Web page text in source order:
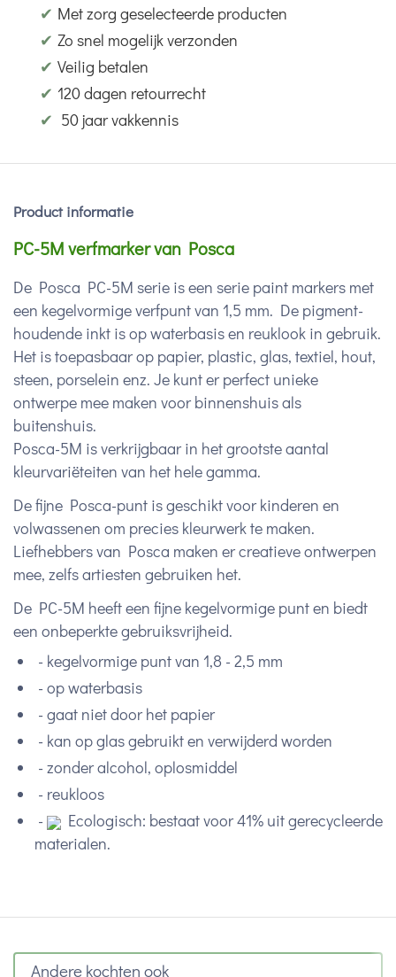
✔ Met zorg geselecteerde producten
✔ Zo snel mogelijk verzonden
✔ Veilig betalen
✔ 120 dagen retourrecht
✔ 50 jaar vakkennis
Product informatie
PC-5M verfmarker van Posca
De Posca PC-5M serie is een serie paint markers met
een kegelvormige verfpunt van 1,5 mm. De pigment-
houdende inkt is op waterbasis en reuklook in gebruik.
Het is toepasbaar op papier, plastic, glas, textiel, hout,
steen, porselein enz. Je kunt er perfect unieke
ontwerpe mee maken voor binnenshuis als
buitenshuis.
Posca-5M is verkrijgbaar in het grootste aantal
kleurvariëteiten van het hele gamma.
De fijne Posca-punt is geschikt voor kinderen en
volwassenen om precies kleurwerk te maken.
Liefhebbers van Posca maken er creatieve ontwerpen
mee, zelfs artiesten gebruiken het.
De PC-5M heeft een fijne kegelvormige punt en biedt
een onbeperkte gebruiksvrijheid.
- kegelvormige punt van 1,8 - 2,5 mm
- op waterbasis
- gaat niet door het papier
- kan op glas gebruikt en verwijderd worden
- zonder alcohol, oplosmiddel
- reukloos
-
Ecologisch: bestaat voor 41% uit gerecycleerde
materialen.
Andere kochten ook